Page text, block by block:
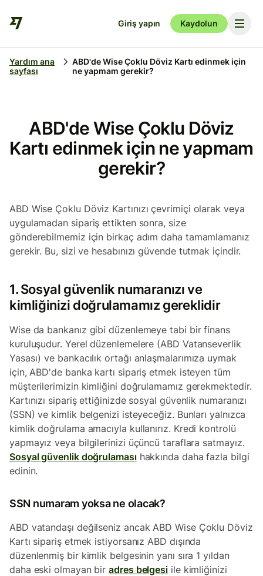
Giriş yapın Kaydolun
Yardım ana
sayfası
ABD'de Wise Çoklu Döviz Kartı edinmek için
ne yapmam gerekir?
ABD'de Wise Çoklu Döviz
Kartı edinmek için ne yapmam
gerekir?
ABD Wise Çoklu Döviz Kartınızı çevrimiçi olarak veya
uygulamadan sipariş ettikten sonra, size
gönderebilmemiz için birkaç adım daha tamamlamanız
gerekir. Bu, sizi ve hesabınızı güvende tutmak içindir.
1. Sosyal güvenlik numaranızı ve
kimliğinizi doğrulamamız gereklidir
Wise da bankanız gibi düzenlemeye tabi bir finans
kuruluşudur. Yerel düzenlemelere (ABD Vatanseverlik
Yasası) ve bankacılık ortağı anlaşmalarımıza uymak
için, ABD'de banka kartı sipariş etmek isteyen tüm
müşterilerimizin kimliğini doğrulamamız gerekmektedir.
Kartınızı sipariş ettiğinizde sosyal güvenlik numaranızı
(SSN) ve kimlik belgenizi isteyeceğiz. Bunları yalnızca
kimlik doğrulama amacıyla kullanırız. Kredi kontrolü
yapmayız veya bilgilerinizi üçüncü taraflara satmayız.
Sosyal güvenlik doğrulamasıhakkında daha fazla bilgi
edinin.
SSN numaram yoksa ne olacak?
ABD vatandaşı değilseniz ancak ABD Wise Çoklu Döviz
Kartı sipariş etmek istiyorsanız ABD dışında
düzenlenmiş bir kimlik belgesinin yanı sıra 1 yıldan
daha eski olmayan biradres belgesi ile kimliğinizi